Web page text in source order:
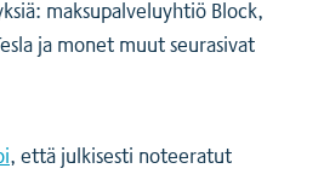
maksupalveluyhtiö Block,
ja monet muut seurasivat
, että julkisesti noteeratut